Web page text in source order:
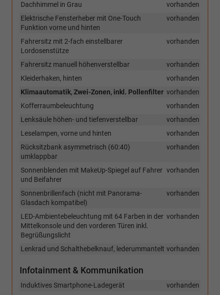
vorhanden
Dachhimmel in Grau
vorhanden
Elektrische Fensterheber mit One-Touch
Funktion vorne und hinten
vorhanden
Fahrersitz mit 2-fach einstellbarer
Lordosenstütze
vorhanden
Fahrersitz manuell höhenverstellbar
vorhanden
Kleiderhaken, hinten
vorhanden
Klimaautomatik, Zwei-Zonen, inkl. Pollenfilter
vorhanden
Kofferraumbeleuchtung
vorhanden
Lenksäule höhen- und tiefenverstellbar
vorhanden
Leselampen, vorne und hinten
vorhanden
Rücksitzbank asymmetrisch (60:40)
umklappbar
vorhanden
Sonnenblenden mit MakeUp-Spiegel auf Fahrer
und Beifahrer
vorhanden
Sonnenbrillenfach (nicht mit Panorama-
Glasdach kompatibel)
vorhanden
LED-Ambientebeleuchtung mit 64 Farben in der
Mittelkonsole und den vorderen Türen inkl.
Begrüßungslicht
vorhanden
Lenkrad und Schalthebelknauf, lederummantelt
Infotainment & Kommunikation
vorhanden
Induktives Smartphone-Ladegerät